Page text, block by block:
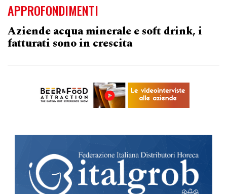
APPROFONDIMENTI
Aziende acqua minerale e soft drink, i
fatturati sono in crescita